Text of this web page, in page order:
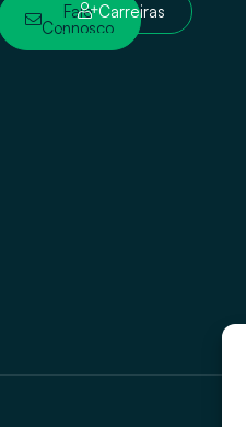
Fale
Connosco
Carreiras